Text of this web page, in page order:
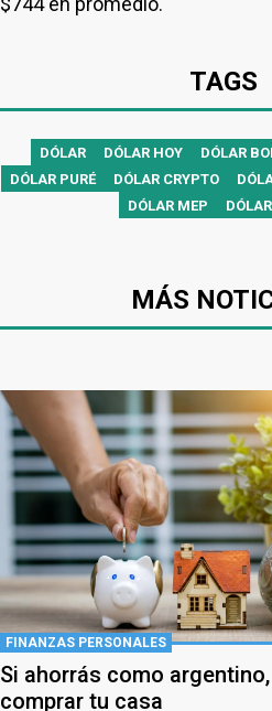
TAGS
DÓLAR DÓLAR HOY DÓLAR
DÓLAR PURÉ
DÓLAR CRYPTO
DÓLAR MEP
MÁS
FINANZAS PERSONALES
Si ahorrás como
comprar tu casa